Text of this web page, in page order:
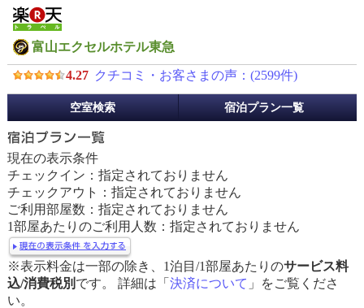
富山エクセルホテル東急
4.27 クチコミ・お客さまの声：(2599件)
約
メ
ニ
ュ
ー
空室検索 宿泊プラン一覧
現在の表示条件
チェックイン：指定されておりません
チェックアウト：指定されておりません
ご利用部屋数：指定されておりません
1部屋あたりのご利用人数：指定されておりません
※表示料金は一部の除き、1泊目/1部屋あたりのサービス料
込/消費税別 です。 詳細は「 決済について 」をご覧くださ
い。